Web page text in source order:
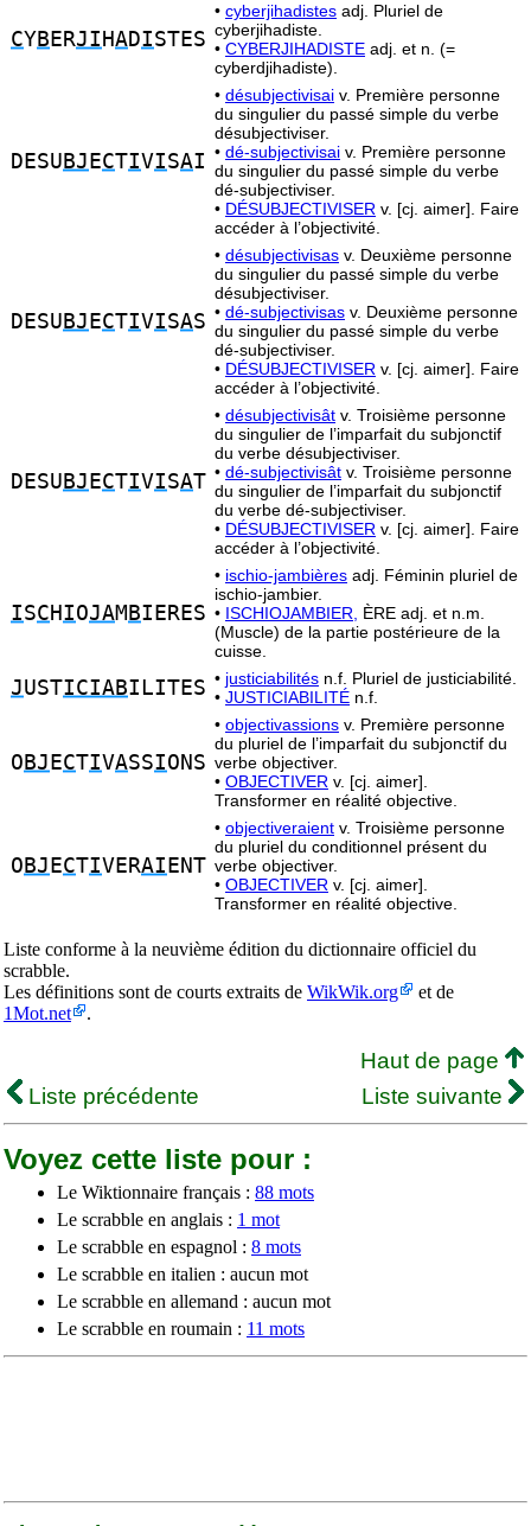
CYB ERJI HADISTES
• cyberjihadistes adj. Pluriel de
cyberjihadiste.
• CYBERJIHADISTE adj. et n. (=
cyberdjihadiste).
DESU BJ ECTIVISAI
• désubjectivisai v. Première personne
du singulier du passé simple du verbe
désubjectiviser.
• dé-subjectivisai v. Première personne
du singulier du passé simple du verbe
dé-subjectiviser.
• DÉSUBJECTIVISER v. [cj. aimer]. Faire
accéder à l’objectivité.
DESU BJ ECTIVISAS
• désubjectivisas v. Deuxième personne
du singulier du passé simple du verbe
désubjectiviser.
• dé-subjectivisas v. Deuxième personne
du singulier du passé simple du verbe
dé-subjectiviser.
• DÉSUBJECTIVISER v. [cj. aimer]. Faire
accéder à l’objectivité.
DESU BJ ECTIVISAT
• désubjectivisât v. Troisième personne
du singulier de l’imparfait du subjonctif
du verbe désubjectiviser.
• dé-subjectivisât v. Troisième personne
du singulier de l’imparfait du subjonctif
du verbe dé-subjectiviser.
• DÉSUBJECTIVISER v. [cj. aimer]. Faire
accéder à l’objectivité.
ISC H IOJAM BIERES
• ischio-jambières adj. Féminin pluriel de
ischio-jambier.
• ISCHIOJAMBIER,
ÈRE adj. et n.m.
(Muscle) de la partie postérieure de la
cuisse.
JUSTICIABILITES • justiciabilités n.f. Pluriel de justiciabilité.
• JUSTICIABILITÉ n.f.
O BJ ECTIVASSIONS
• objectivassions v. Première personne
du pluriel de l’imparfait du subjonctif du
verbe objectiver.
• OBJECTIVER v. [cj. aimer].
Transformer en réalité objective.
O BJ ECTIVERAI ENT
• objectiveraient v. Troisième personne
du pluriel du conditionnel présent du
verbe objectiver.
• OBJECTIVER v. [cj. aimer].
Transformer en réalité objective.
Liste conforme à la neuvième édition du dictionnaire officiel du
scrabble.
Les définitions sont de courts extraits de WikWik.org
et de
1Mot.net
.
Haut de page
Liste précédente
Liste suivante
Voyez cette liste pour :
Le Wiktionnaire français : 88 mots
Le scrabble en anglais : 1 mot
Le scrabble en espagnol : 8 mots
Le scrabble en italien : aucun mot
Le scrabble en allemand : aucun mot
Le scrabble en roumain : 11 mots